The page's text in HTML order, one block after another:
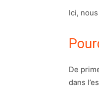
Ici,
De
dans